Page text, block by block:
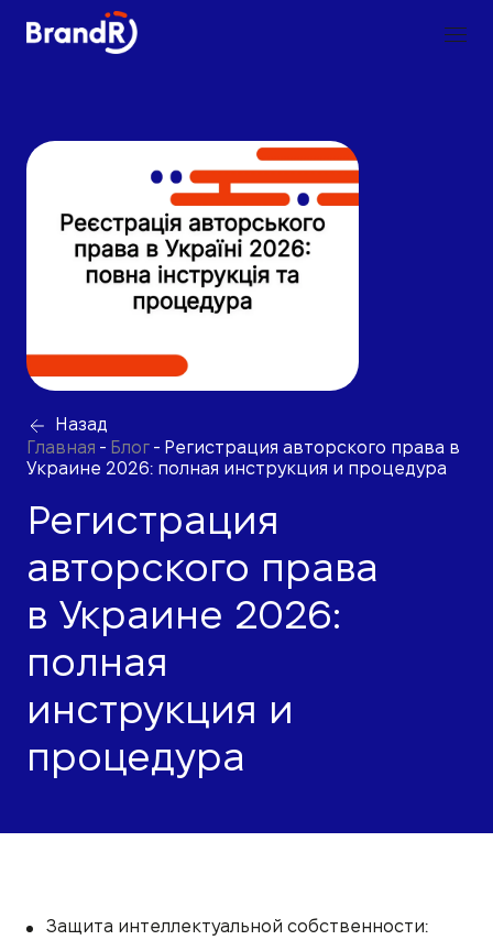
Назад
Главная - Блог - Регистрация авторского права в
Украине 2026: полная инструкция и процедура
Регистрация
авторского права
в Украине 2026:
полная
инструкция и
процедура
Защита интеллектуальной собственности: